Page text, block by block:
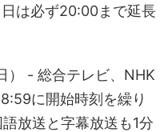
は必ず20:00まで延長
） - 総合テレビ、NHK
に開始時刻を繰り
放送と字幕放送も1分